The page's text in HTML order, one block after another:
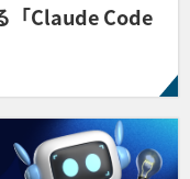
「Claude Code